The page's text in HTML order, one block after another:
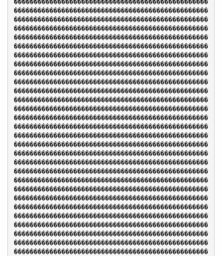
�������������������������������������������������
�������������������������������������������������
�������������������������������������������������
�������������������������������������������������
�������������������������������������������������
�������������������������������������������������
�������������������������������������������������
�������������������������������������������������
�������������������������������������������������
�������������������������������������������������
�������������������������������������������������
�������������������������������������������������
�������������������������������������������������
�������������������������������������������������
�������������������������������������������������
�������������������������������������������������
�������������������������������������������������
�������������������������������������������������
�������������������������������������������������
�������������������������������������������������
�������������������������������������������������
�������������������������������������������������
�������������������������������������������������
�������������������������������������������������
�������������������������������������������������
�������������������������������������������������
�������������������������������������������������
�������������������������������������������������
�������������������������������������������������